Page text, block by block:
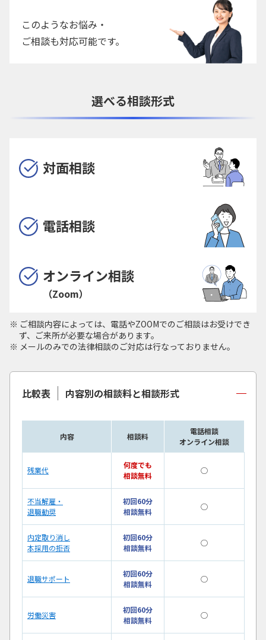
このようなお悩み・
ご相談も対応可能です。
選べる相談形式
対面相談
電話相談
オンライン相談
（Zoom）
ご相談内容によっては、電話やZOOMでのご相談はお受けでき
ず、ご来所が必要な場合があります。
メールのみでの法律相談のご対応は行なっておりません。
比較表 内容別の相談料と相談形式
内容 相談料
電話相談
オンライン相談
残業代
何度でも
相談無料
◯
不当解雇・
退職勧奨
初回60分
相談無料
◯
内定取り消し
本採用の拒否
初回60分
相談無料
◯
退職サポート
初回60分
相談無料
◯
労働災害
初回60分
相談無料
◯